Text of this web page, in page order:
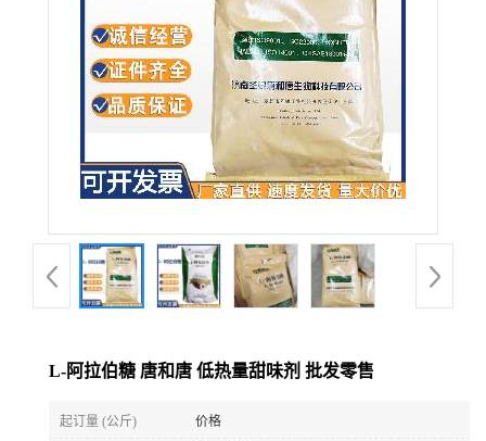
L-阿拉伯糖 唐和唐 低热量甜味剂 批发零售
起订量 (公斤) 价格